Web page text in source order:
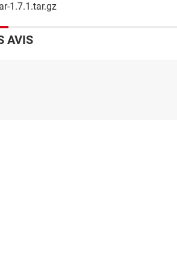
1.7.1.tar.gz
AVIS